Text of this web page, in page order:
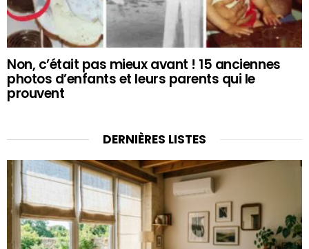
Non, c’était pas mieux avant ! 15 anciennes
photos d’enfants et leurs parents qui le
prouvent
DERNIÈRES LISTES